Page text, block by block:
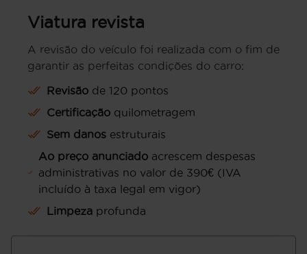
Viatura revista
A revisão do veículo foi realizada com o fim de
garantir as perfeitas condições do carro:
Revisão de 120 pontos
Certificação quilometragem
Sem danos estruturais
Ao preço anunciado acrescem despesas
administrativas no valor de 390€ (IVA
incluído à taxa legal em vigor)
Limpeza profunda